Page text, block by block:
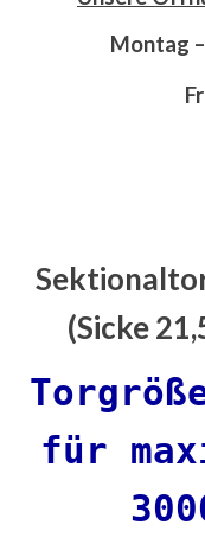
Montag
(Sicke
für